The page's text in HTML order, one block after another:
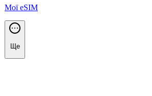
Мої eSIM
Ще